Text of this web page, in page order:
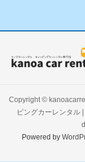
Copyright ©
ピングカーレンタル
Powered by